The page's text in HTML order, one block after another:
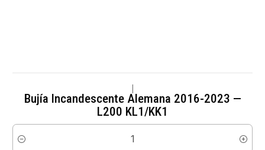
Bujía Incandescente Alemana 2016-2023 —
L200 KL1/KK1
Cantidad